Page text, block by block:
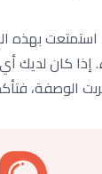
بهذه
إذا كان لديك
الوصفة،